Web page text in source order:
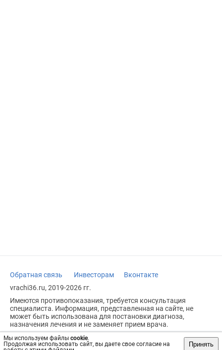
Мы используем файлы cookie.
Продолжая использовать сайт, вы даете свое согласие на
Принять
Обратная связь Инвесторам
Вконтакте
vrachi36.ru, 2019-2026 гг.
Имеются противопоказания, требуется консультация
специалиста. Информация, представленная на сайте, не
может быть использована для постановки диагноза,
назначения лечения и не заменяет прием врача.
Возрастное ограничение: 18+